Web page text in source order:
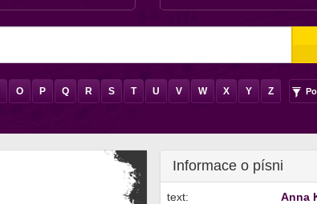
O P Q R S T U V W X Y Z
Informace o písni
text: Anna